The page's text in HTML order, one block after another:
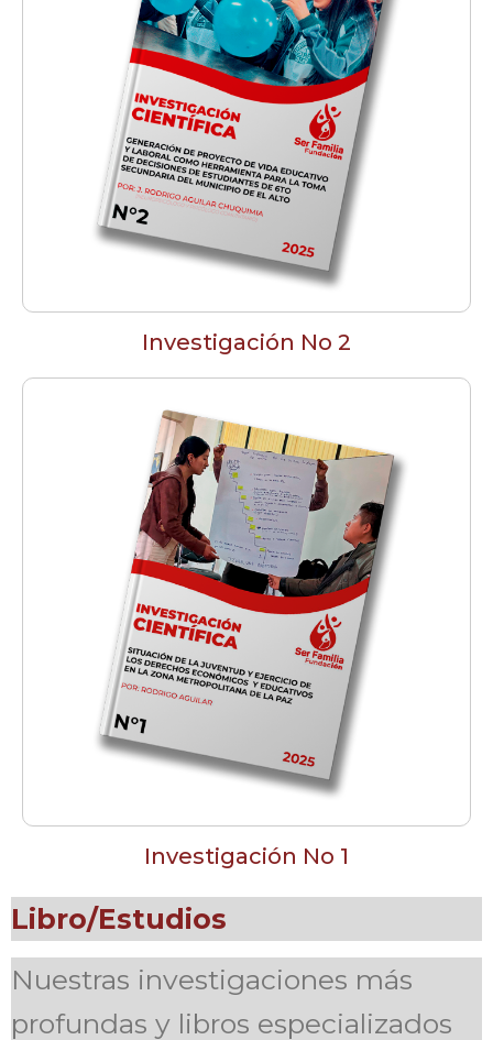
Investigación No 2
Investigación No 1
Libro/Estudios
Nuestras investigaciones más
profundas y libros especializados